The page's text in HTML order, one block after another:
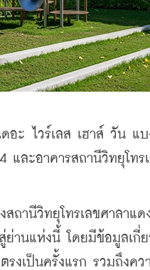
ะ ไวร์เลส เฮาส์ วัน แ
และอาคารสถานีวิทยุโ
านีวิทยุโทรเลขศาลาแด
านแห่งนี้ โดยมีข้อมูลเกี่
รงเป็นครั้งแรก รวมถึงค